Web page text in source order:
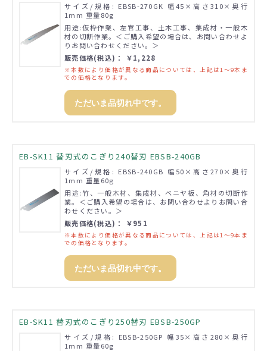
サイズ/規格: EBSB-270GK 幅45×高さ310×奥行
1mm 重量80g
用途:仮枠作業、左官工事、土木工事、集成材・一般木
材の切断作業。＜ご購入希望の場合は、お問い合わせよ
りお問い合わせください。＞
販売価格(税込)： ￥1,228
※本数により価格が異なる商品については、上記は1～9本ま
での価格となります。
ただいま品切れ中です。
EB-SK11 替刃式のこぎり240替刃 EBSB-240GB
サイズ/規格: EBSB-240GB 幅50×高さ270×奥行
1mm 重量60g
用途:竹、一般木材、集成材、ベニヤ板、角材の切断作
業。＜ご購入希望の場合は、お問い合わせよりお問い合
わせください。＞
販売価格(税込)： ￥951
※本数により価格が異なる商品については、上記は1～9本ま
での価格となります。
ただいま品切れ中です。
EB-SK11 替刃式のこぎり250替刃 EBSB-250GP
サイズ/規格: EBSB-250GP 幅35×高さ280×奥行
1mm 重量60g